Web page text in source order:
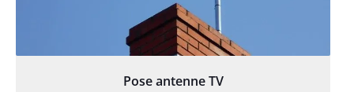
Pose antenne TV